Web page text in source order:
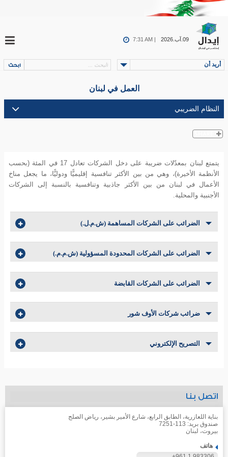
09.آب.2026 7:31 AM |
أريد أن
العمل في لبنان
يتمتع لبنان بمعدّلات ضريبة على دخل الشركات تعادل 17 في المئة (بحسب
الأنظمة الأخيرة)، وهي من بين الأكثر تنافسية إقليميًّا ودوليًّا، ما يجعل مناخ
الأعمال في لبنان من بين الأكثر جاذبية وتنافسية بالنسبة إلى الشركات
الأجنبية والمحلية.
الضرائب على الشركات المساهمة (ش.م.ل.)
الضرائب على الشركات المحدودة المسؤولية (ش.م.م.)
الضرائب على الشركات القابضة
ضرائب شركات الأوف شور
التصريح الإلكتروني
اتصل بنا
بناية اللعازرية، الطابق الرابع، شارع الأمير بشير، رياض الصلح
صندوق بريد: 113-7251
بيروت، لبنان
هاتف